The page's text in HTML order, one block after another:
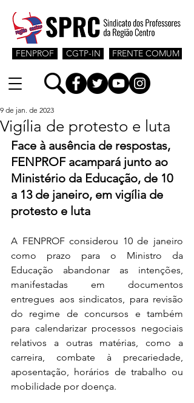
CGTP-IN
FENPROF FRENTE COMUM
Vigília de protesto e luta
9 de jan. de 2023
Face à ausência de respostas,
FENPROF acampará junto ao
Ministério da Educação, de 10
a 13 de janeiro, em vigília de
protesto e luta
A FENPROF considerou 10 de janeiro
como prazo para o Ministro da
Educação abandonar as intenções,
manifestadas em documentos
entregues aos sindicatos, para revisão
do regime de concursos e também
para calendarizar processos negociais
relativos a outras matérias, como a
carreira, combate à precariedade,
aposentação, horários de trabalho ou
mobilidade por doença.